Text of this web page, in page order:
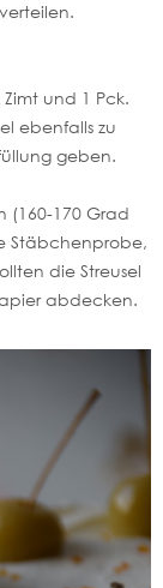
und 1 Pck.
ebenfalls zu
geben.
(160-170 Grad
Stäbchenprobe,
die Streusel
abdecken.